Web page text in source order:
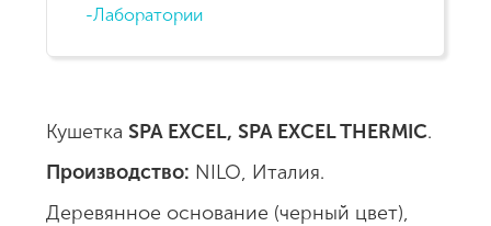
Лаборатории
Кушетка SPA EXCEL, SPA EXCEL THERMIC.
Производство: NILO, Италия.
Деревянное основание (черный цвет),